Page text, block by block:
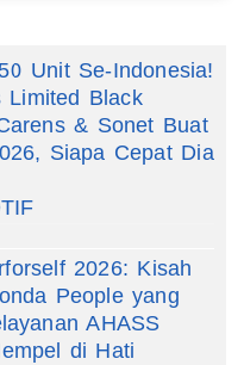
Unit Se-Indonesia!
Limited Black
& Sonet Buat
Siapa Cepat Dia
2026: Kisah
People yang
AHASS
di Hati